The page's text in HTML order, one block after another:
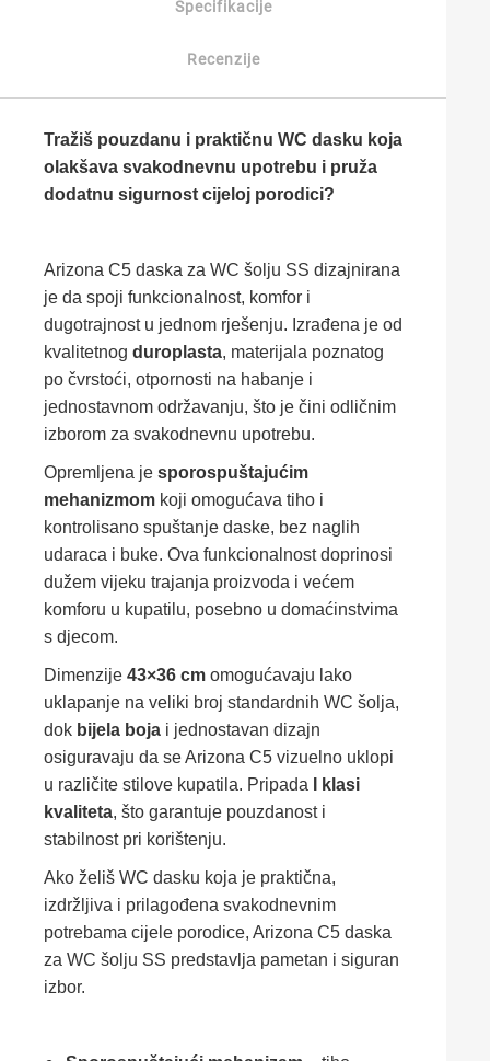
Specifikacije
Recenzije
Tražiš pouzdanu i praktičnu WC dasku koja
olakšava svakodnevnu upotrebu i pruža
dodatnu sigurnost cijeloj porodici?
Arizona C5 daska za WC šolju SS dizajnirana
je da spoji funkcionalnost, komfor i
dugotrajnost u jednom rješenju. Izrađena je od
kvalitetnog duroplasta, materijala poznatog
po čvrstoći, otpornosti na habanje i
jednostavnom održavanju, što je čini odličnim
izborom za svakodnevnu upotrebu.
Opremljena je sporospuštajućim
mehanizmom koji omogućava tiho i
kontrolisano spuštanje daske, bez naglih
udaraca i buke. Ova funkcionalnost doprinosi
dužem vijeku trajanja proizvoda i većem
komforu u kupatilu, posebno u domaćinstvima
s djecom.
Dimenzije 43×36 cm omogućavaju lako
uklapanje na veliki broj standardnih WC šolja,
dok bijela boja i jednostavan dizajn
osiguravaju da se Arizona C5 vizuelno uklopi
u različite stilove kupatila. Pripada
I klasi
kvaliteta, što garantuje pouzdanost i
stabilnost pri korištenju.
Ako želiš WC dasku koja je praktična,
izdržljiva i prilagođena svakodnevnim
potrebama cijele porodice, Arizona C5 daska
za WC šolju SS predstavlja pametan i siguran
izbor.